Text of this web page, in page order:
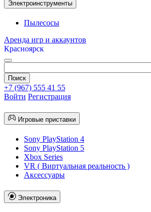
Электроинструменты
Пылесосы
Аренда игр и аккаунтов
Красноярск
+7 (967) 555 41 55
Войти Регистрация
Игровые приставки
Sony PlayStation 4
Sony PlayStation 5
Xbox Series
VR ( Виртуальная реальность )
Аксессуары
Электроника